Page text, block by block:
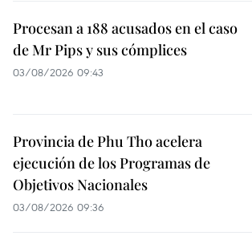
Procesan a 188 acusados en el caso
de Mr Pips y sus cómplices
03/08/2026 09:43
Provincia de Phu Tho acelera
ejecución de los Programas de
Objetivos Nacionales
03/08/2026 09:36